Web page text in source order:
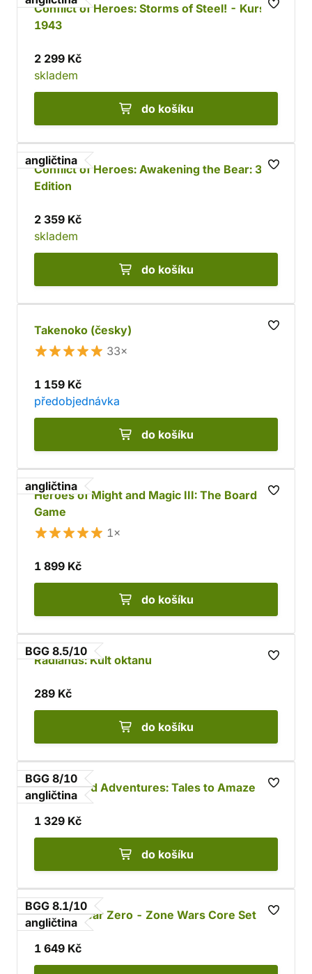
Conflict of Heroes: Storms of Steel! - Kursk
1943
2 299 Kč
skladem
do košíku
angličtina
Conflict of Heroes: Awakening the Bear: 3nd
Edition
2 359 Kč
skladem
do košíku
Takenoko (česky)
33×
1 159 Kč
předobjednávka
do košíku
angličtina
Heroes of Might and Magic III: The Board
Game
1×
1 899 Kč
do košíku
BGG 8.5/10
Radlands: Kult oktanu
289 Kč
do košíku
BGG 8/10
angličtina
Unmatched Adventures: Tales to Amaze
1 329 Kč
do košíku
BGG 8.1/10
angličtina
Mutant: Year Zero - Zone Wars Core Set
1 649 Kč